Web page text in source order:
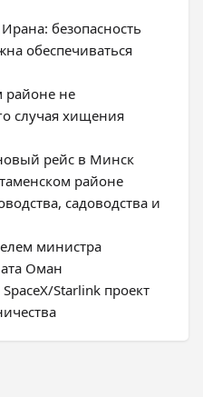
безопасность
обеспечиваться
районе не
случая хищения
рейс в Минск
районе
садоводства и
министра
Оман
Starlink проект